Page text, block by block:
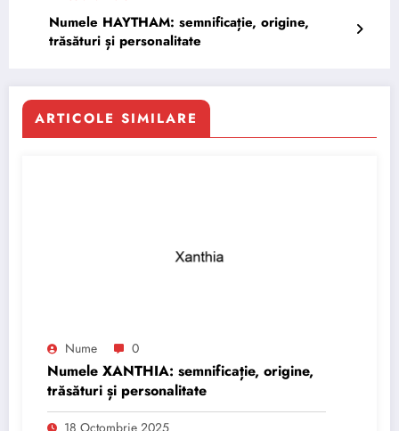
Numele HAYTHAM: semnificație, origine,
trăsături și personalitate
ARTICOLE SIMILARE
Nume 0
Numele XANTHIA: semnificație, origine,
trăsături și personalitate
18 Octombrie 2025